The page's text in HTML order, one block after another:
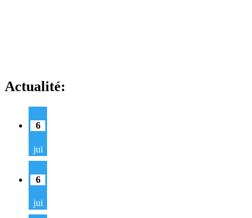
Actualité:
6
jui
6
jui